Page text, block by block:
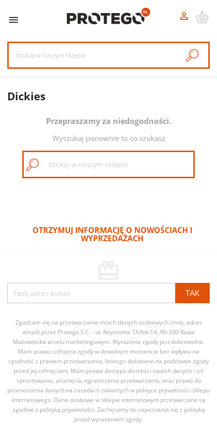
 
Dickies
Przepraszamy za niedogodności.
Wyszukaj ponownie to co szukasz
OTRZYMUJ INFORMACJĘ O NOWOŚCIACH I
WYPRZEDAŻACH
Zgadzam się na przetwarzanie moich danych osobowych (imię, adres
email) przez Protego S.C. - ul. Reymonta 7A/lok.14, 96-200 Rawa
Mazowiecka w celu marketingowym. Wyrażenie zgody jest dobrowolne.
Mam prawo cofnięcia zgody w dowolnym momencie bez wpływu na
zgodność z prawem przetwarzania, którego dokonano na podstawie zgody
przed jej cofnięciem. Mam prawo dostępu do treści swoich danych i ich
sprostowania, usunięcia, ograniczenia przetwarzania, oraz prawo do
przenoszenia danych na zasadach zawartych w polityce prywatności sklepu
internetowego. Dane osobowe w sklepie internetowym przetwarzane są
zgodnie z polityką prywatności. Zachęcamy do zapoznania się z polityką
przed wyrażeniem zgody.